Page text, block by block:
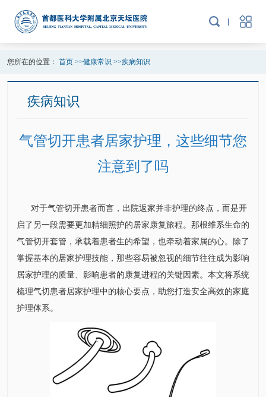
您所在的位置： 首页>>健康常识 >>疾病知识
疾病知识
气管切开患者居家护理，这些细节您
注意到了吗
对于气管切开患者而言，出院返家并非护理的终点，而是开
启了另一段需要更加精细照护的居家康复旅程。那根维系生命的
气管切开套管，承载着患者生的希望，也牵动着家属的心。除了
掌握基本的居家护理技能，那些容易被忽视的细节往往成为影响
居家护理的质量、影响患者的康复进程的关键因素。本文将系统
梳理气切患者居家护理中的核心要点，助您打造安全高效的家庭
护理体系。